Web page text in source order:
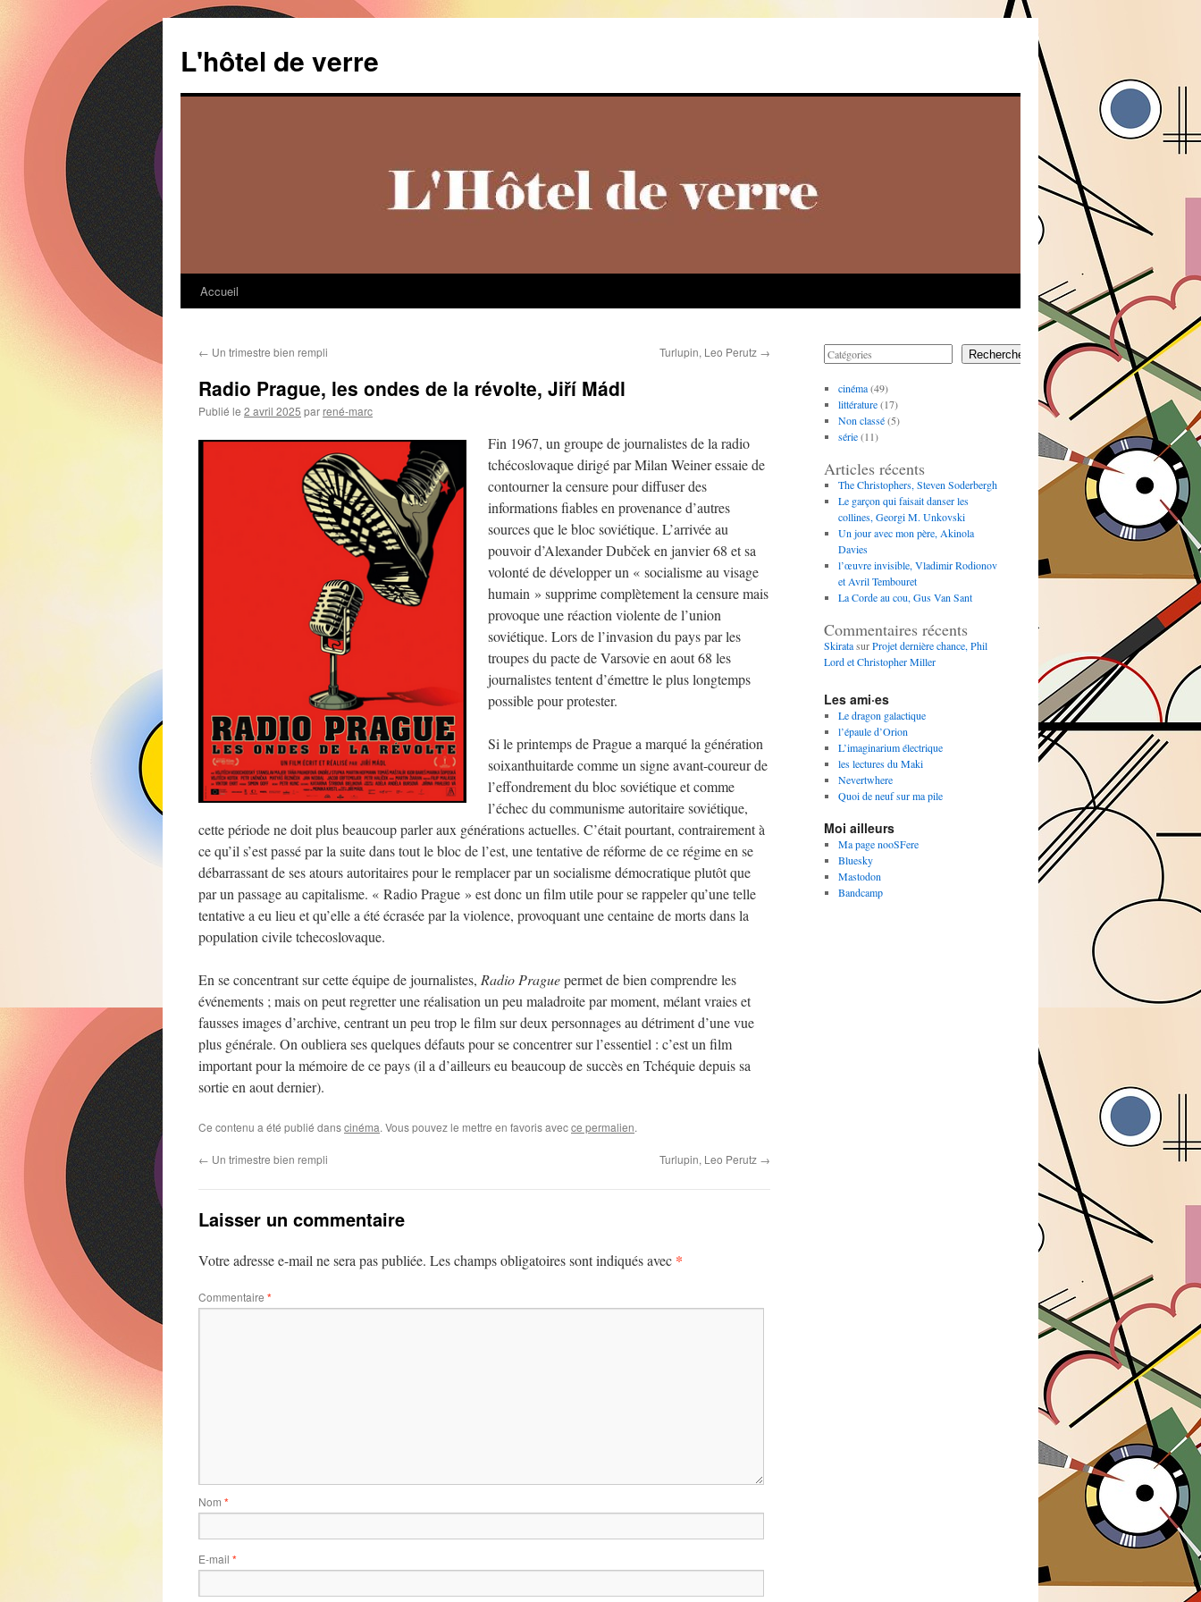
contenu
L'hôtel de verre
Accueil
← Un trimestre bien rempli Turlupin, Leo Perutz →
Radio Prague, les ondes de la révolte, Jiří Mádl
Publié le 2 avril 2025 par rené-marc
Fin 1967, un groupe de journalistes de la radio
tchécoslovaque dirigé par Milan Weiner essaie de
contourner la censure pour diffuser des
informations fiables en provenance d’autres
sources que le bloc soviétique. L’arrivée au
pouvoir d’Alexander Dubček en janvier 68 et sa
volonté de développer un « socialisme au visage
humain » supprime complètement la censure mais
provoque une réaction violente de l’union
soviétique. Lors de l’invasion du pays par les
troupes du pacte de Varsovie en aout 68 les
journalistes tentent d’émettre le plus longtemps
possible pour protester.
Si le printemps de Prague a marqué la génération
soixanthuitarde comme un signe avant-coureur de
l’effondrement du bloc soviétique et comme
l’échec du communisme autoritaire soviétique,
cette période ne doit plus beaucoup parler aux générations actuelles. C’était pourtant, contrairement à
ce qu’il s’est passé par la suite dans tout le bloc de l’est, une tentative de réforme de ce régime en se
débarrassant de ses atours autoritaires pour le remplacer par un socialisme démocratique plutôt que
par un passage au capitalisme. « Radio Prague » est donc un film utile pour se rappeler qu’une telle
tentative a eu lieu et qu’elle a été écrasée par la violence, provoquant une centaine de morts dans la
population civile tchecoslovaque.
En se concentrant sur cette équipe de journalistes, Radio Praguepermet de bien comprendre les
événements ; mais on peut regretter une réalisation un peu maladroite par moment, mélant vraies et
fausses images d’archive, centrant un peu trop le film sur deux personnages au détriment d’une vue
plus générale. On oubliera ses quelques défauts pour se concentrer sur l’essentiel : c’est un film
important pour la mémoire de ce pays (il a d’ailleurs eu beaucoup de succès en Tchéquie depuis sa
sortie en aout dernier).
Ce contenu a été publié danscinéma. Vous pouvez le mettre en favoris avecce permalien.
← Un trimestre bien rempli Turlupin, Leo Perutz →
Laisser un commentaire
Votre adresse e-mail ne sera pas publiée. Les champs obligatoires sont indiqués avec *
Commentaire *
Nom *
E-mail *
Rechercher
cinéma(49)
littérature(17)
Non classé(5)
série(11)
Articles récents
The Christophers, Steven Soderbergh
Le garçon qui faisait danser les
collines, Georgi M. Unkovski
Un jour avec mon père, Akinola
Davies
l’œuvre invisible, Vladimir Rodionov
et Avril Tembouret
La Corde au cou, Gus Van Sant
Commentaires récents
SkiratasurProjet dernière chance, Phil
Lord et Christopher Miller
Les ami·es
Le dragon galactique
l’épaule d’Orion
L’imaginarium électrique
les lectures du Maki
Nevertwhere
Quoi de neuf sur ma pile
Moi ailleurs
Ma page nooSFere
Bluesky
Mastodon
Bandcamp